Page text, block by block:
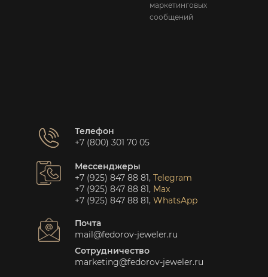
маркетинговых
сообщений
Телефон
+7 (800) 301 70 05
Мессенджеры
+7 (925) 847 88 81, Telegram
+7 (925) 847 88 81, Max
+7 (925) 847 88 81, WhatsApp
Почта
mail@fedorov-jeweler.ru
Сотрудничество
marketing@fedorov-jeweler.ru